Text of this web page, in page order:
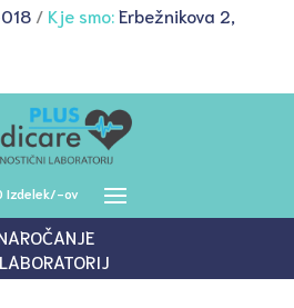
/ Kje smo:Erbežnikova 2,
Izdelek/-ov